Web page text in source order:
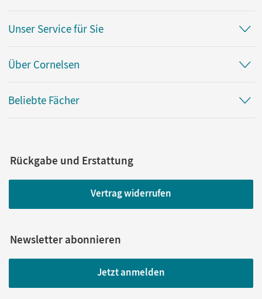
Unser Service für Sie
Über Cornelsen
Beliebte Fächer
Rückgabe und Erstattung
Vertrag widerrufen
Newsletter abonnieren
Jetzt anmelden